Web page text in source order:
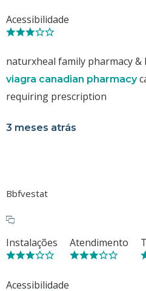
Acessibilidade
naturxheal family pharmacy
viagra canadian pharmacy
requiring prescription
3 meses atrás
Bbfvestat
Instalações Atendimento
Acessibilidade